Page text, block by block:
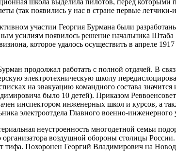
школа выделила пилотов, перед которыми
(так появились у нас в стране первые летчики-
участии Георгия Бурмана были
усилиям появилось решение начальника
которое удалось осуществить в апреле
продолжал работать с полной отдачей. В
электротехническую школу
на эвакуацию командного состава значится
было 10 детей). Приказом
инспектором инженерных школ и курсов, а
электроотдела Главного военно-инженерного
неустроенность многодетной семьи
воздушной обороны столицы России.
тифа. Похоронен Георгий Владимирович на